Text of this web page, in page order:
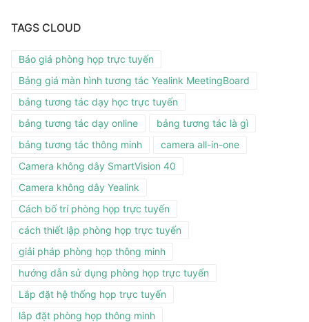
TAGS CLOUD
Báo giá phòng họp trực tuyến
Bảng giá màn hình tương tác Yealink MeetingBoard
bảng tương tác dạy học trực tuyến
bảng tương tác dạy online
bảng tương tác là gì
bảng tương tác thông minh
camera all-in-one
Camera không dây SmartVision 40
Camera không dây Yealink
Cách bố trí phòng họp trực tuyến
cách thiết lập phòng họp trực tuyến
giải pháp phòng họp thông minh
hướng dẫn sử dụng phòng họp trực tuyến
Lắp đặt hệ thống họp trực tuyến
lắp đặt phòng họp thông minh